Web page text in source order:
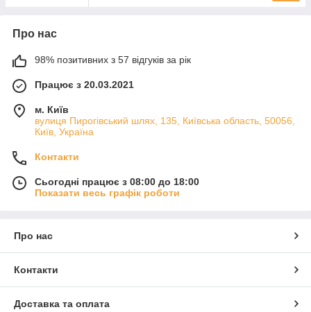
Про нас
98% позитивних з 57 відгуків за рік
Працює з 20.03.2021
м. Київ
вулиця Пирогівський шлях, 135, Київська область, 50056,
Київ, Україна
Контакти
Сьогодні працює з 08:00 до 18:00
Показати весь графік роботи
Про нас
Контакти
Доставка та оплата